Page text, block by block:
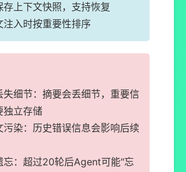
存上下文快照，支持恢复
注入时按重要性排序
失细节：摘要会丢细节，重要信
独立存储
污染：历史错误信息会影响后续
忘：超过20轮后Agent可能"忘